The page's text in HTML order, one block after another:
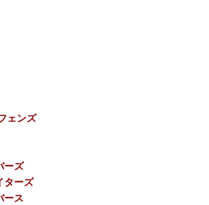
ェンズ
ーズ
ターズ
ース